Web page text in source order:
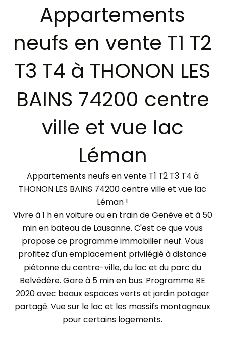
Appartements
neufs en vente T1 T2
T3 T4 à THONON LES
BAINS 74200 centre
ville et vue lac
Léman
Appartements neufs en vente T1 T2 T3 T4 à
THONON LES BAINS 74200 centre ville et vue lac
Léman !
Vivre à 1 h en voiture ou en train de Genève et à 50
min en bateau de Lausanne. C'est ce que vous
propose ce programme immobilier neuf. Vous
profitez d'un emplacement privilégié à distance
piétonne du centre-ville, du lac et du parc du
Belvédère. Gare à 5 min en bus. Programme RE
2020 avec beaux espaces verts et jardin potager
partagé. Vue sur le lac et les massifs montagneux
pour certains logements.